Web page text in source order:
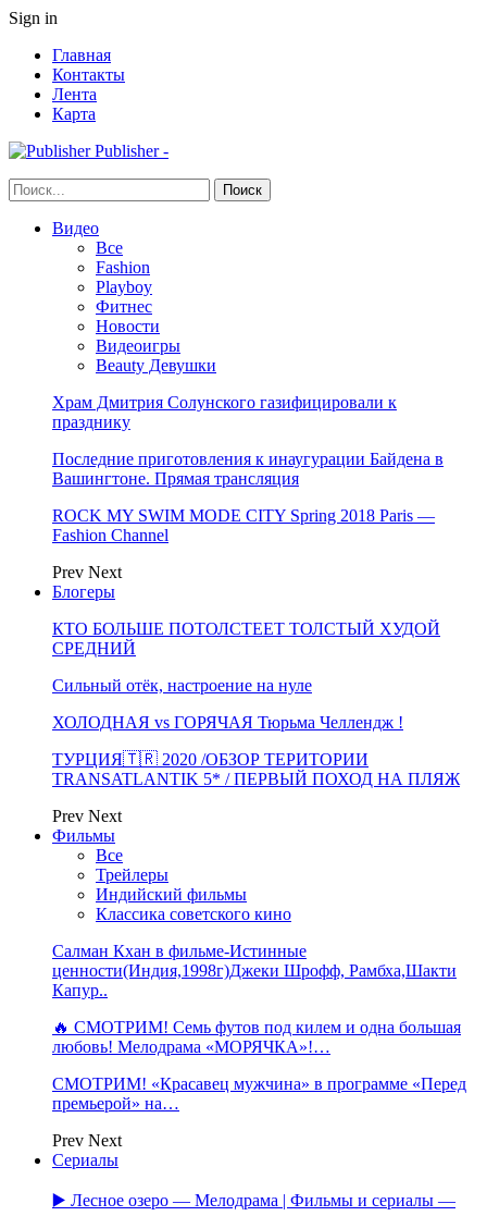
Sign in
Главная
Контакты
Лента
Карта
Publisher -
Видео
Все
Fashion
Playboy
Фитнес
Новости
Видеоигры
Beauty Девушки
Храм Дмитрия Солунского газифицировали к
празднику
Последние приготовления к инаугурации Байдена в
Вашингтоне. Прямая трансляция
ROCK MY SWIM MODE CITY Spring 2018 Paris —
Fashion Channel
Prev Next
Блогеры
КТО БОЛЬШЕ ПОТОЛСТЕЕТ ТОЛСТЫЙ ХУДОЙ
СРЕДНИЙ
Сильный отёк, настроение на нуле
ХОЛОДНАЯ vs ГОРЯЧАЯ Тюрьма Челлендж !
ТУРЦИЯ🇹🇷 2020 /ОБЗОР ТЕРИТОРИИ
TRANSATLANTIK 5* / ПЕРВЫЙ ПОХОД НА ПЛЯЖ
Prev Next
Фильмы
Все
Трейлеры
Индийский фильмы
Классика советского кино
Салман Кхан в фильме-Истинные
ценности(Индия,1998г)Джеки Шрофф, Рамбха,Шакти
Капур..
🔥 СМОТРИМ! Семь футов под килем и одна большая
любовь! Мелодрама «МОРЯЧКА»!…
СМОТРИМ! «Красавец мужчина» в программе «Перед
премьерой» на…
Prev Next
Сериалы
▶️ Лесное озеро — Мелодрама | Фильмы и сериалы —